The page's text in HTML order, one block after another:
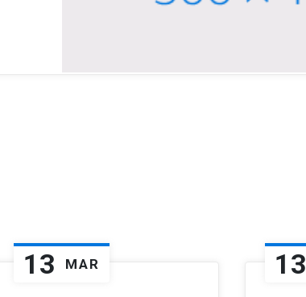
13 MAR 13